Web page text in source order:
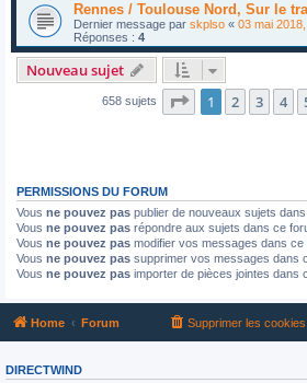
Rennes / Toulouse Nord, Sur le
Dernier message par skplso « 03 mai
Réponses : 4
Nouveau sujet
658 sujets Page 1sur27
1 2 3 4
PERMISSIONS DU FORUM
Vous ne pouvez pas publier de nouveaux sujets
Vous ne pouvez pas répondre aux sujets dans ce
Vous ne pouvez pas modifier vos messages dans ce
Vous ne pouvez pas supprimer vos messages dans
Vous ne pouvez pas importer de pièces jointes dans
Home Forum Supprimer les cookies
DIRECTWIND